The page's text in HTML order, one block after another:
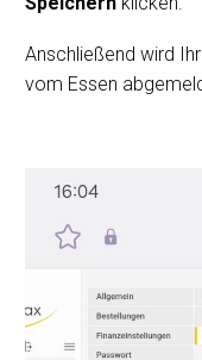
Anschließend wird
vom Essen